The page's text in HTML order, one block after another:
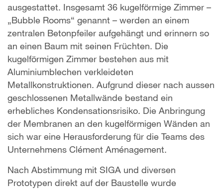
ausgestattet. Insgesamt 36 kugelförmige Zimmer –
„Bubble Rooms“ genannt – werden an einem
zentralen Betonpfeiler aufgehängt und erinnern so
an einen Baum mit seinen Früchten. Die
kugelförmigen Zimmer bestehen aus mit
Aluminiumblechen verkleideten
Metallkonstruktionen. Aufgrund dieser nach aussen
geschlossenen Metallwände bestand ein
erhebliches Kondensationsrisiko. Die Anbringung
der Membranen an den kugelförmigen Wänden an
sich war eine Herausforderung für die Teams des
Unternehmens Clément Aménagement.
Nach Abstimmung mit SIGA und diversen
Prototypen direkt auf der Baustelle wurde